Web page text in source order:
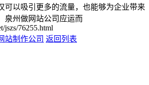
可以吸引更多的流量，也能够为企业带来
泉州做网站公司应运而
jszs/76255.html
站制作公司 返回列表